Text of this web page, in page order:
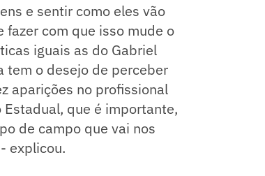
e sentir como eles vão
com que isso mude o
iguais as do Gabriel
tem o desejo de perceber
aparições no profissional
que é importante,
de campo que vai nos
explicou.